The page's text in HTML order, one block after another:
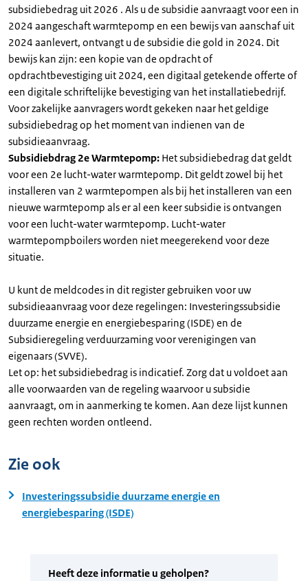
subsidiebedrag uit 2026 . Als u de subsidie aanvraagt voor een in
2024 aangeschaft warmtepomp en een bewijs van aanschaf uit
2024 aanlevert, ontvangt u de subsidie die gold in 2024. Dit
bewijs kan zijn: een kopie van de opdracht of
opdrachtbevestiging uit 2024, een digitaal getekende offerte of
een digitale schriftelijke bevestiging van het installatiebedrijf.
Voor zakelijke aanvragers wordt gekeken naar het geldige
subsidiebedrag op het moment van indienen van de
subsidieaanvraag.
Subsidiebdrag 2e Warmtepomp: Het subsidiebedrag dat geldt
voor een 2e lucht-water warmtepomp. Dit geldt zowel bij het
installeren van 2 warmtepompen als bij het installeren van een
nieuwe warmtepomp als er al een keer subsidie is ontvangen
voor een lucht-water warmtepomp. Lucht-water
warmtepompboilers worden niet meegerekend voor deze
situatie.
U kunt de meldcodes in dit register gebruiken voor uw
subsidieaanvraag voor deze regelingen: Investeringssubsidie
duurzame energie en energiebesparing (ISDE) en de
Subsidieregeling verduurzaming voor verenigingen van
eigenaars (SVVE).
Let op: het subsidiebedrag is indicatief. Zorg dat u voldoet aan
alle voorwaarden van de regeling waarvoor u subsidie
aanvraagt, om in aanmerking te komen. Aan deze lijst kunnen
geen rechten worden ontleend.
Zie ook
Investeringssubsidie duurzame energie en
energiebesparing (ISDE)